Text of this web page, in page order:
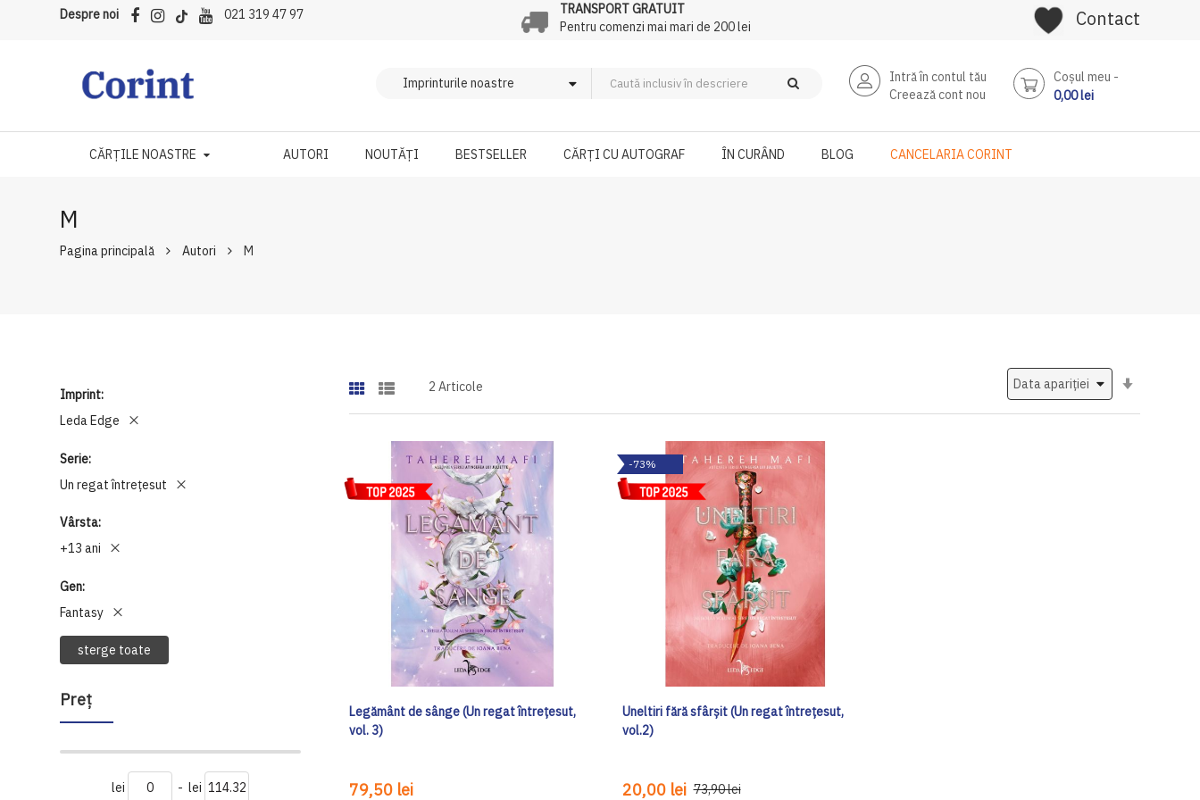
Despre noi 021 319 47 97
TRANSPORT GRATUIT
Pentru comenzi mai mari de 200 lei
Contact
Intră în contul tău
Creează cont nou
Coşul meu
0,00 lei
CĂRȚILE NOASTRE AUTORI NOUTĂȚI BESTSELLER CĂRȚI CU AUTOGRAF ÎN CURÂND BLOG CANCELARIA CORINT
M
Pagina principală Autori M
Imprint
Leda Edge
Serie
Un regat întrețesut
Vârsta
+13 ani
Gen
Fantasy
sterge toate
Preţ
lei - lei
2 Articole
Legământ de sânge (Un regat întrețesut,
vol. 3)
79,50 lei
-73%
Uneltiri fără sfârșit (Un regat întrețesut,
vol.2)
20,00 lei 73,90 lei